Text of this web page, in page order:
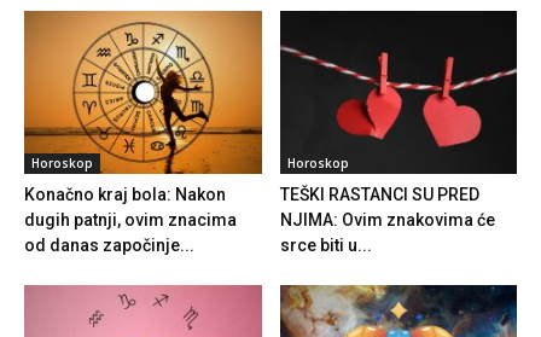
Horoskop
Konačno kraj bola: Nakon
dugih patnji, ovim znacima
od danas započinje...
Horoskop
TEŠKI RASTANCI SU PRED
NJIMA: Ovim znakovima će
srce biti u...